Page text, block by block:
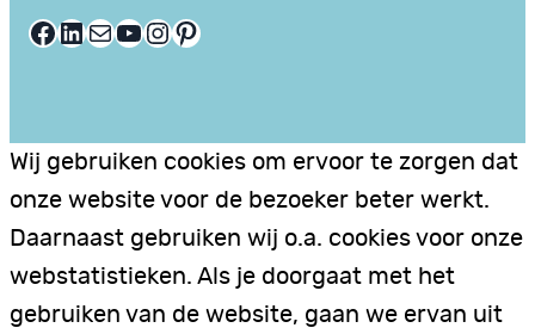
Facebook LinkedIn E-mail YouTube InstagramPinterest
Wij gebruiken cookies om ervoor te zorgen dat
onze website voor de bezoeker beter werkt.
Daarnaast gebruiken wij o.a. cookies voor onze
webstatistieken. Als je doorgaat met het
gebruiken van de website, gaan we ervan uit